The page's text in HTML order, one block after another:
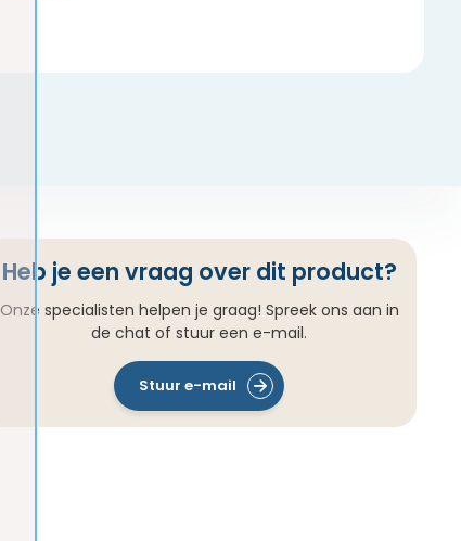
Heb je een vraag over dit product?
Onze specialisten helpen je graag! Spreek ons aan in
de chat of stuur een e-mail.
Stuur e-mail